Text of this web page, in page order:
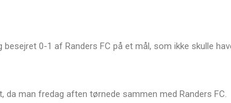
0-1 af Randers FC på et mål, som ikke skulle
man fredag aften tørnede sammen med Randers FC.